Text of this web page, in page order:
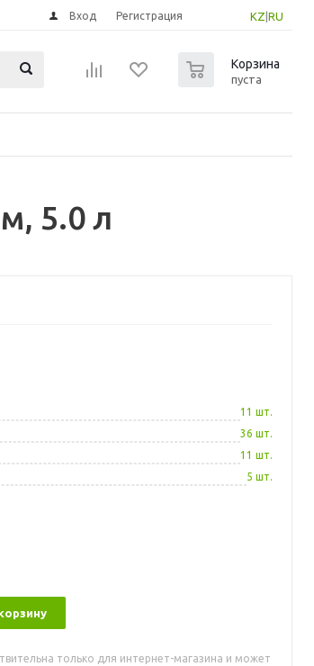
KZ RU
Вход Регистрация
Корзина
пуста
5.0 л
11 шт.
36 шт.
11 шт.
5 шт.
только для интернет-магазина и может